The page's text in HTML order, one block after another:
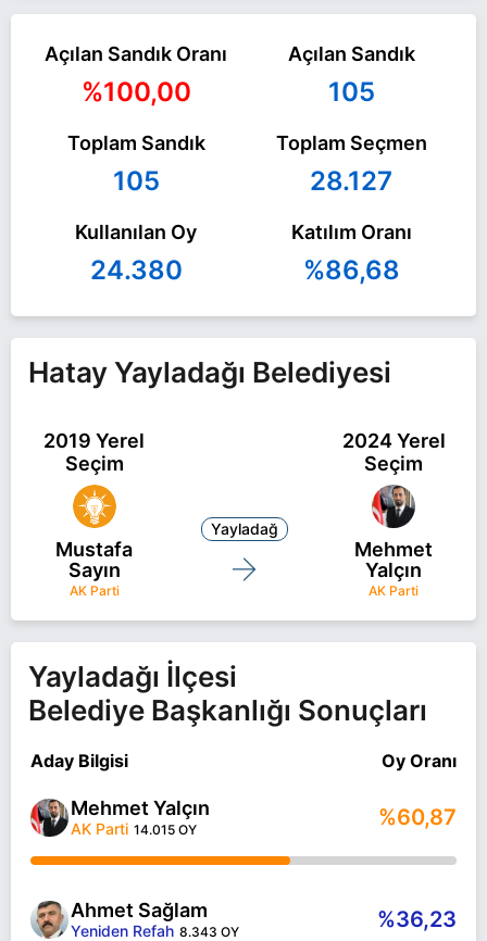
Açılan Sandık Oranı
%100,00
Açılan Sandık
105
Toplam Sandık
105
Toplam Seçmen
28.127
Kullanılan Oy
24.380
Katılım Oranı
%86,68
Hatay Yayladağı Belediyesi
2019 Yerel
Seçim
2024 Yerel
Seçim
Mustafa
Sayın
AK Parti
Yayladağ
Mehmet
Yalçın
AK Parti
Yayladağı İlçesi
Belediye Başkanlığı Sonuçları
Aday Bilgisi Oy Oranı
Mehmet Yalçın
AK Parti 14.015 OY %60,87
Ahmet Sağlam
Yeniden Refah 8.343 OY %36,23